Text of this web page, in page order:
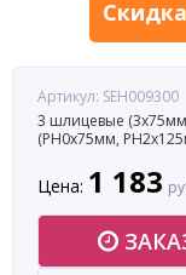
Артикул: SEH009300
3 шлицевые
(РН0х75мм,
Цена: 1 183